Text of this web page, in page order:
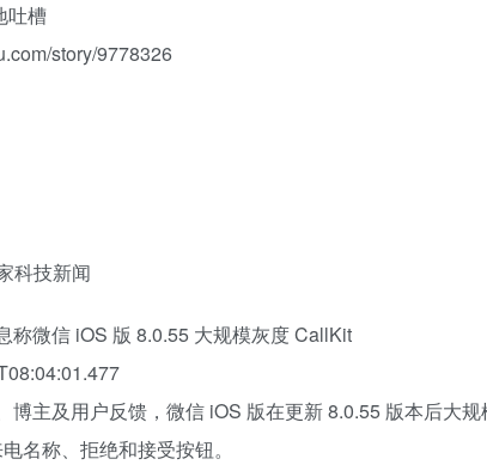
吐槽
story/9778326
科技新闻
称微信 iOS 版 8.0.55 大规模灰度 CallKit
博主及用户反馈，微信 iOS 版在更新 8.0.55 版本后大
名称、拒绝和接受按钮。